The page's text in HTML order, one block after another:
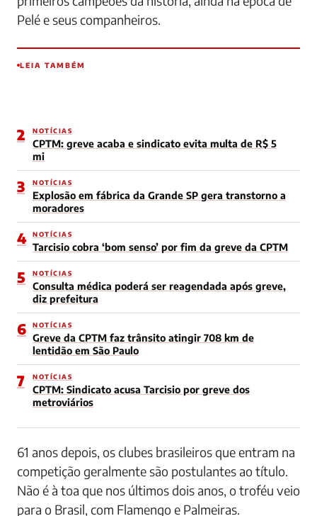
Pelé e seus companheiros.
LEIA TAMBÉM
sabe do caso em Carapicuíba
2
CPTM: greve acaba e sindicato evita multa de R$ 5
mi
3 NOTÍCIAS
Explosão em fábrica da Grande SP gera transtorno a
moradores
4 NOTÍCIAS
Tarcisio cobra ‘bom senso’ por fim da greve da CPTM
5
Consulta médica poderá ser reagendada após greve,
diz prefeitura
Greve da CPTM faz trânsito atingir 708 km de
7
CPTM: Sindicato acusa Tarcisio por greve dos
metroviários